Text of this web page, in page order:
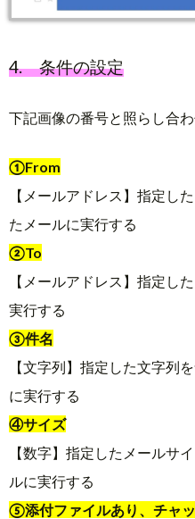
4. 条件の設定
下記画像の番号と照らし合
①From
【メールアドレス】指定し
たメールに実行する
②To
【メールアドレス】指定し
実行する
③件名
【文字列】指定した文字列
に実行する
④サイズ
【数字】指定したメールサ
ルに実行する
⑤添付ファイルあり、チャ